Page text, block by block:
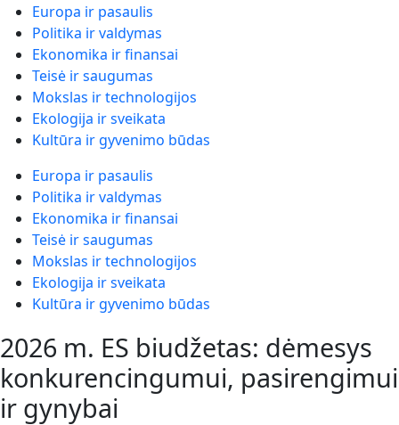
Europa ir pasaulis
Politika ir valdymas
Ekonomika ir finansai
Teisė ir saugumas
Mokslas ir technologijos
Ekologija ir sveikata
Kultūra ir gyvenimo būdas
Europa ir pasaulis
Politika ir valdymas
Ekonomika ir finansai
Teisė ir saugumas
Mokslas ir technologijos
Ekologija ir sveikata
Kultūra ir gyvenimo būdas
2026 m. ES biudžetas: dėmesys
konkurencingumui, pasirengimui
ir gynybai